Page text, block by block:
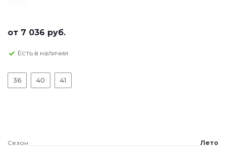
от 7 036 руб.
Есть в наличии
36 40 41
Сезон Лето